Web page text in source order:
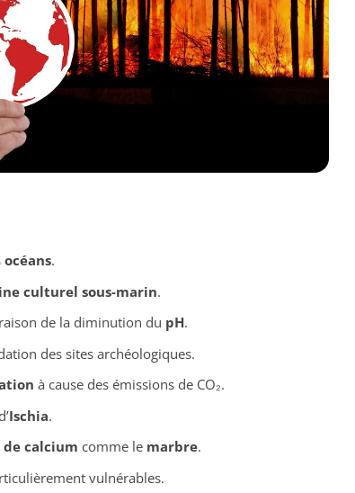
océans.
culturel sous-marin.
de la diminution du pH.
des sites archéologiques.
à cause des émissions de CO₂.
Ischia.
calcium comme le marbre.
vulnérables.